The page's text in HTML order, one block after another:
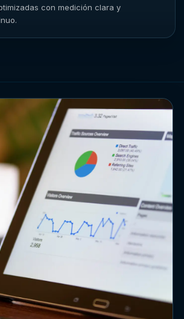
con medición clara y